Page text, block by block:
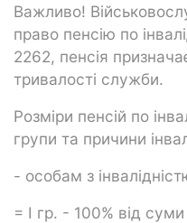
Важливо!
право пенсію по
2262, пенсія
тривалості служби.
Розміри пенсій по
групи та причини
- особам з
= I гр. - 100% від